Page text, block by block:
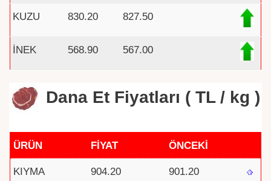
KUZU 830.20 827.50
İNEK 568.90 567.00
Dana Et Fiyatları ( TL / kg )
ÜRÜN FİYAT ÖNCEKİ
KIYMA 904.20 901.20